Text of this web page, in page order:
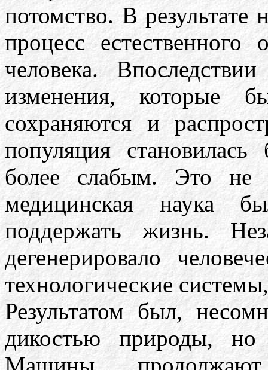
потомство. В
процесс
человека.
изменения, которые
сохраняются и
популяция
более слабым. Это не
медицинская наука
поддержать жизнь.
дегенерировало
технологические
Результатом был,
дикостью природы,